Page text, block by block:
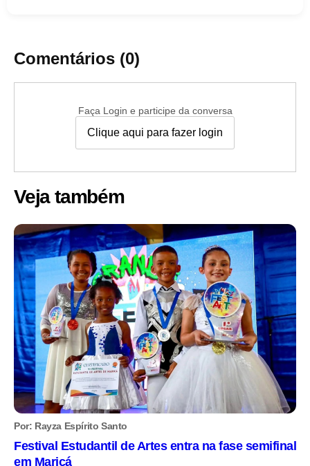
Comentários (0)
Faça Login e participe da conversa
Clique aqui para fazer login
Veja também
Por: Rayza Espírito Santo
Festival Estudantil de Artes entra na fase semifinal
em Maricá